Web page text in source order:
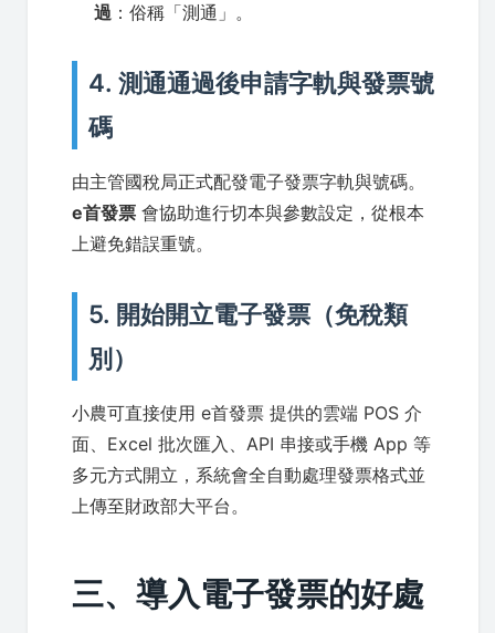
過 ：俗稱「測通」。
4. 測通通過後申請字軌與發票號
碼
由主管國稅局正式配發電子發票字軌與號碼。
e首發票 會協助進行切本與參數設定，從根本
上避免錯誤重號。
5. 開始開立電子發票（免稅類
別）
小農可直接使用 e首發票 提供的雲端 POS 介
面、Excel 批次匯入、API 串接或手機 App 等
多元方式開立，系統會全自動處理發票格式並
上傳至財政部大平台。
三、導入電子發票的好處